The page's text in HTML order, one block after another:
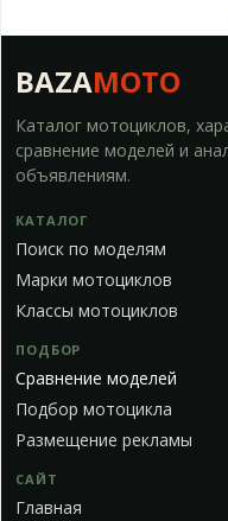
BAZAMOTO
Каталог мотоциклов,
сравнение моделей и
объявлениям.
КАТАЛОГ
Поиск по моделям
Марки мотоциклов
Классы мотоциклов
ПОДБОР
Сравнение моделей
Подбор мотоцикла
Размещение рекламы
САЙТ
Главная